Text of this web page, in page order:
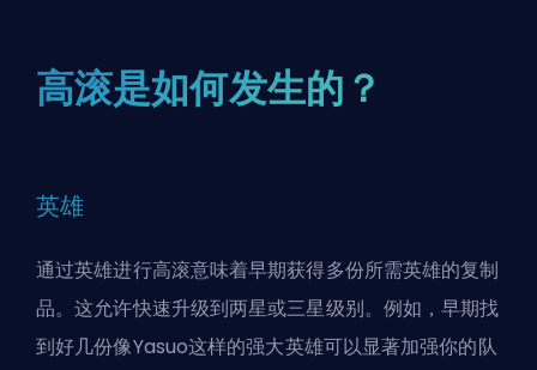
高滚是如何发生的？
英雄
通过英雄进行高滚意味着早期获得多份所需英雄的复制
品。这允许快速升级到两星或三星级别。例如，早期找
到好几份像Yasuo这样的强大英雄可以显著加强你的队